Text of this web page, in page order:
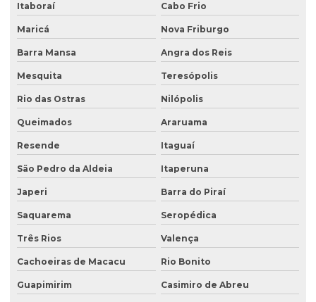
Análise de solo contaminado
Análise de solo física
Análise de solo fósforo
Análise de solo laboratório
Análise de solo valor
Avaliação ambiental preliminar
Avaliação ambiental de terrenos com potencial de contaminação
Avaliação de área de risco ambiental e sanitária
Avaliação de áreas contaminadas
Avaliação de efluentes industriais
Itaboraí Cabo Frio
Maricá Nova Friburgo
Barra Mansa Angra dos Reis
Mesquita Teresópolis
Rio das Ostras Nilópolis
Queimados Araruama
Resende Itaguaí
São Pedro da Aldeia Itaperuna
Japeri Barra do Piraí
Saquarema Seropédica
Três Rios Valença
Cachoeiras de Macacu Rio Bonito
Guapimirim Casimiro de Abreu